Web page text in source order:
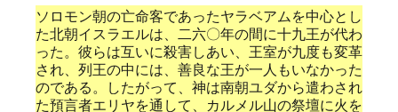
ソロモン朝の亡命客であったヤラベアムを中心とし
た北朝イスラエルは、二六〇年の間に十九王が代わ
った。彼らは互いに殺害しあい、王室が九度も変革
され、列王の中には、善良な王が一人もいなかった
のである。したがって、神は南朝ユダから遣わされ
た預言者エリヤを通して、カルメル山の祭壇に火を